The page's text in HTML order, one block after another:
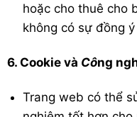
hoặc cho thuê cho
không có sự đồng
6. Cookie và Công
Trang web có thể